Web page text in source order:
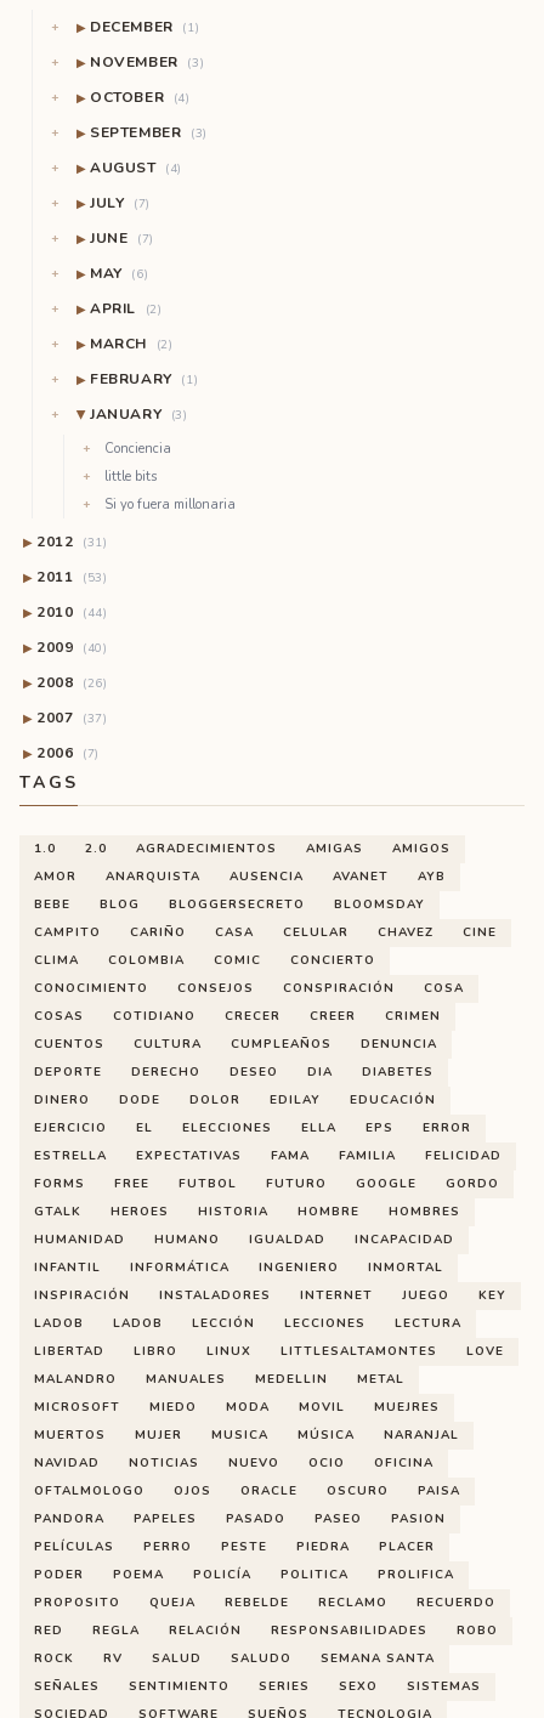
▶ DECEMBER (1)
▶ NOVEMBER (3)
▶ OCTOBER (4)
▶ SEPTEMBER (3)
▶ AUGUST (4)
▶ JULY (7)
▶ JUNE (7)
▶ MAY (6)
▶ APRIL (2)
▶ MARCH (2)
▶ FEBRUARY (1)
▶ JANUARY (3)
Conciencia
little bits
Si yo fuera millonaria
▶ 2012 (31)
▶ 2011 (53)
▶ 2010 (44)
▶ 2009 (40)
▶ 2008 (26)
▶ 2007 (37)
▶ 2006 (7)
TAGS
1.0 2.0 AGRADECIMIENTOS AMIGAS
AMIGOS
AMOR
ANARQUISTA AUSENCIA AVANET
AYB
BEBE
BLOG BLOGGERSECRETO
BLOOMSDAY
CAMPITO
CARIÑO CASA CELULAR CHAVEZ
CINE
CLIMA
COLOMBIA COMIC
CONCIERTO
CONOCIMIENTO
CONSEJOS CONSPIRACIÓN
COSA
COSAS
COTIDIANO CRECER CREER
CRIMEN
CUENTOS
CULTURA CUMPLEAÑOS
DENUNCIA
DEPORTE
DERECHO DESEO DIA
DIABETES
DINERO
DODE DOLOR EDILAY
EDUCACIÓN
EJERCICIO
EL ELECCIONES ELLA EPS
ERROR
ESTRELLA
EXPECTATIVAS FAMA FAMILIA
FELICIDAD
FORMS
FREE FUTBOL FUTURO GOOGLE
GORDO
GTALK
HEROES HISTORIA HOMBRE
HOMBRES
HUMANIDAD
HUMANO IGUALDAD
INCAPACIDAD
INFANTIL
INFORMÁTICA INGENIERO
INMORTAL
INSPIRACIÓN
INSTALADORES INTERNET JUEGO
KEY
LADOB
LADOB LECCIÓN LECCIONES
LECTURA
LIBERTAD
LIBRO LINUX LITTLESALTAMONTES
LOVE
MALANDRO
MANUALES MEDELLIN
METAL
MICROSOFT
MIEDO MODA MOVIL
MUEJRES
MUERTOS
MUJER MUSICA MÚSICA
NARANJAL
NAVIDAD
NOTICIAS NUEVO OCIO
OFICINA
OFTALMOLOGO
OJOS ORACLE OSCURO
PAISA
PANDORA
PAPELES PASADO PASEO
PASION
PELÍCULAS
PERRO PESTE PIEDRA
PLACER
PODER
POEMA POLICÍA POLITICA
PROLIFICA
PROPOSITO
QUEJA REBELDE RECLAMO
RECUERDO
RED
REGLA RELACIÓN RESPONSABILIDADES
ROBO
ROCK
RV SALUD SALUDO
SEMANA SANTA
SEÑALES
SENTIMIENTO SERIES SEXO
SISTEMAS
SOCIEDAD
SOFTWARE SUEÑOS TECNOLOGIA